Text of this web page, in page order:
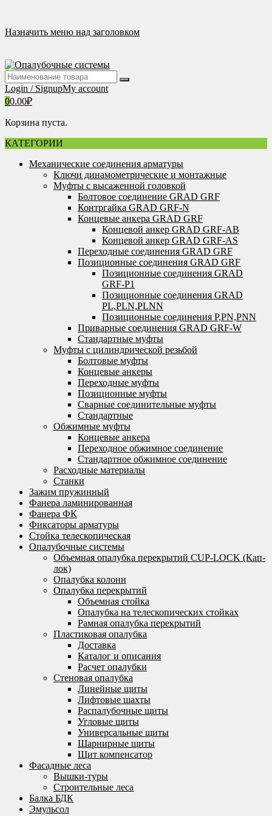
содержимому
Назначить меню над заголовком
Login / SignupMy account
00.00₽
Корзина пуста.
КАТЕГОРИИ
Механические соединения арматуры
Ключи динамометрические и монтажные
Муфты с высаженной головкой
Болтовое соединение GRAD GRF
Контргайка GRAD GRF-N
Концевые анкера GRAD GRF
Концевой анкер GRAD GRF-AB
Концевой анкер GRAD GRF-AS
Переходные соединения GRAD GRF
Позиционные соединения GRAD GRF
Позиционные соединения GRAD
GRF-P1
Позиционные соединения GRAD
PL,PLN,PLNN
Позиционные соединения P,PN,PNN
Приварные соединения GRAD GRF-W
Стандартные муфты
Муфты с цилиндрической резьбой
Болтовые муфты
Концевые анкеры
Переходные муфты
Позиционные муфты
Сварные соединительные муфты
Стандартные
Обжимные муфты
Концевые анкера
Переходное обжимное соединение
Стандартное обжимное соединение
Расходные материалы
Станки
Зажим пружинный
Фанера ламинированная
Фанера ФК
Фиксаторы арматуры
Стойка телескопическая
Опалубочные системы
Объемная опалубка перекрытий CUP-LOCK (Кап-
лок)
Опалубка колонн
Опалубка перекрытий
Объемная стойка
Опалубка на телескопических стойках
Рамная опалубка перекрытий
Пластиковая опалубка
Доставка
Каталог и описания
Расчет опалубки
Стеновая опалубка
Линейные щиты
Лифтовые шахты
Распалубочные щиты
Угловые щиты
Универсальные щиты
Шарнирные щиты
Щит компенсатор
Фасадные леса
Вышки-туры
Строительные леса
Балка БДК
Эмульсол